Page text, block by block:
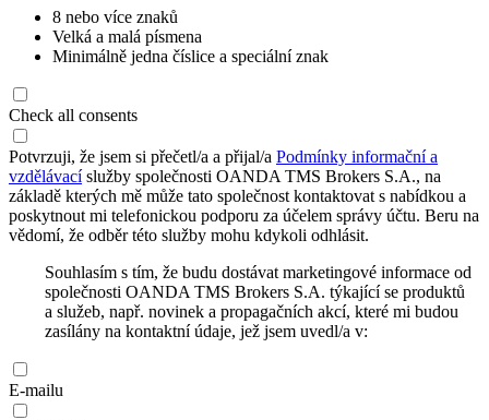
8 nebo více znaků
Velká a malá písmena
Minimálně jedna číslice a speciální znak
Check all consents
Potvrzuji, že jsem si přečetl/a a přijal/a Podmínky informační a
vzdělávacíslužby společnosti OANDA TMS Brokers S.A., na
základě kterých mě může tato společnost kontaktovat s nabídkou a
poskytnout mi telefonickou podporu za účelem správy účtu. Beru na
vědomí, že odběr této služby mohu kdykoli odhlásit.
Souhlasím s tím, že budu dostávat marketingové informace od
společnosti OANDA TMS Brokers S.A. týkající se produktů
a služeb, např. novinek a propagačních akcí, které mi budou
zasílány na kontaktní údaje, jež jsem uvedl/a v:
E-mailu